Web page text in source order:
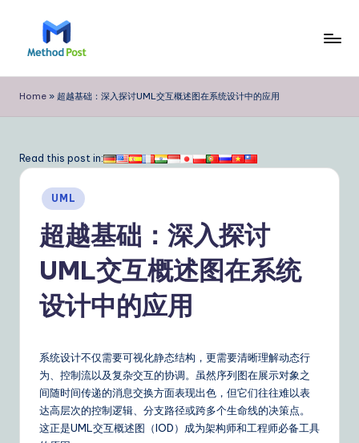
e
t
o
o
m
p
Home » 超越基础：深入探讨UML交互概述图在系统设计中的应用
Read this post in:
Posted
in
UML
超越基础：深入探讨
UML交互概述图在系统
设计中的应用
系统设计不仅需要可视化静态结构，更需要清晰理解动态行
为、控制流以及复杂交互的协调。虽然序列图在展示对象之
间随时间传递的消息交换方面表现出色，但它们往往难以表
达高层次的控制逻辑、分支路径或跨多个生命线的决策点。
这正是UML交互概述图（IOD）成为架构师和工程师必备工具